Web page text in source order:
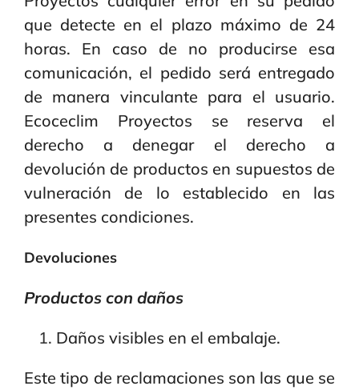
que detecte en el plazo máximo de 24
horas. En caso de no producirse esa
comunicación, el pedido será entregado
de manera vinculante para el usuario.
Ecoceclim Proyectos se reserva el
derecho a denegar el derecho a
devolución de productos en supuestos de
vulneración de lo establecido en las
presentes condiciones.
Devoluciones
Productos con daños
Daños visibles en el embalaje.
Este tipo de reclamaciones son las que se